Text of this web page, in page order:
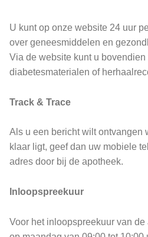
U kunt op onze website 24 uur
over geneesmiddelen en
Via de website kunt u
diabetesmaterialen of
Track & Trace
Als u een bericht wilt ontvangen
klaar ligt, geef dan uw mobiele
adres door bij de apotheek.
Inloopspreekuur
Voor het inloopspreekuur van